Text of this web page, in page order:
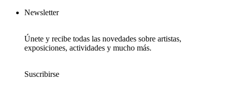
Newsletter
Únete y recibe todas las novedades sobre artistas,
exposiciones, actividades y mucho más.
Suscribirse